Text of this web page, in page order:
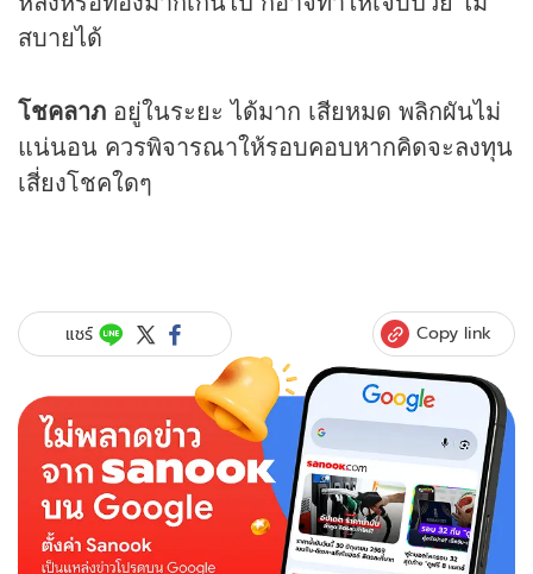
สบายได้
โชคลาภ อยู่ในระยะ ได้มาก เสียหมด พลิกผันไม่
แน่นอน ควรพิจารณาให้รอบคอบหากคิดจะลงทุน
เสี่ยงโชคใดๆ
แชร์ Copy link